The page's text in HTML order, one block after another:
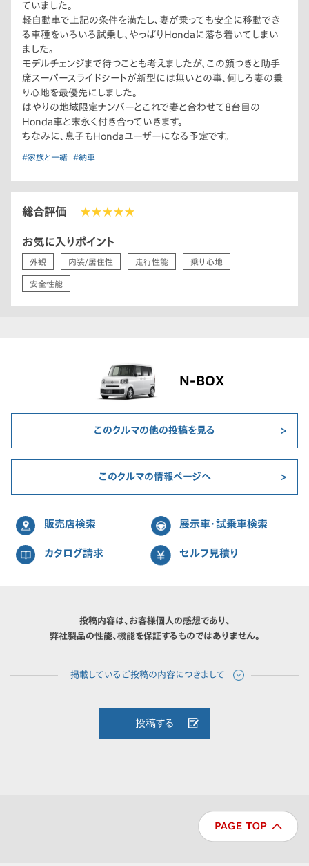
ていました。
軽自動車で上記の条件を満たし、妻が乗っても安全に移動でき
る車種をいろいろ試乗し、やっぱりHondaに落ち着いてしまい
ました。
モデルチェンジまで待つことも考えましたが、この顔つきと助手
席スーパースライドシートが新型には無いとの事、何しろ妻の乗
り心地を最優先にしました。
はやりの地域限定ナンバーとこれで妻と合わせて8台目の
Honda車と末永く付き合っていきます。
ちなみに、息子もHondaユーザーになる予定です。
#家族と一緒 #納車
総合評価 ★★★★★
お気に入りポイント
外観 内装/居住性 走行性能 乗り心地
安全性能
N-BOX
このクルマの他の投稿を見る
このクルマの情報ページへ
販売店検索 展示車・試乗車検索
カタログ請求 セルフ見積り
投稿内容は、お客様個人の感想であり、
弊社製品の性能、機能を保証するものではありません。
投稿する